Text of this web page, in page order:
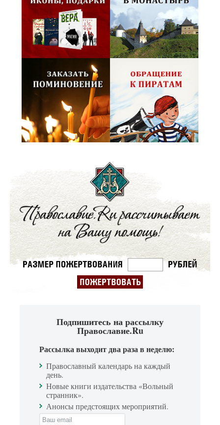
Подпишитесь на рассылку
Православие.Ru
Рассылка выходит два раза в неделю:
Православный календарь на каждый
день.
Новые книги издательства «Вольный
странник».
Анонсы предстоящих мероприятий.